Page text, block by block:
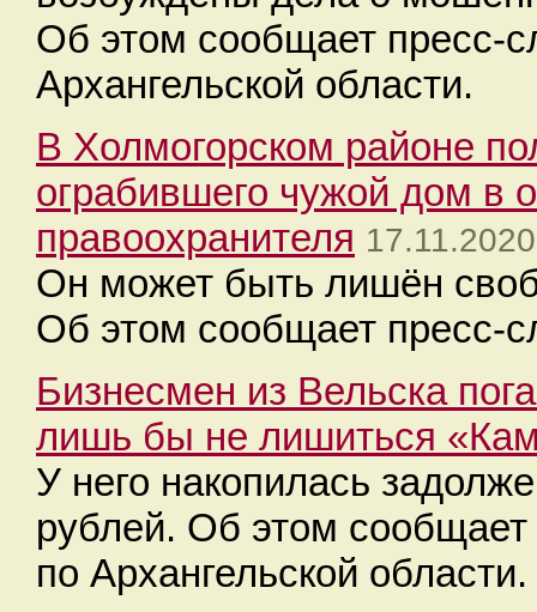
Об этом сообщает пресс-
Архангельской области.
В Холмогорском районе
ограбившего чужой дом в
правоохранителя
Он может быть лишён
Об этом сообщает пресс-
Бизнесмен из Вельска
лишь бы не лишиться
У него накопилась
рублей. Об этом
по Архангельской области.